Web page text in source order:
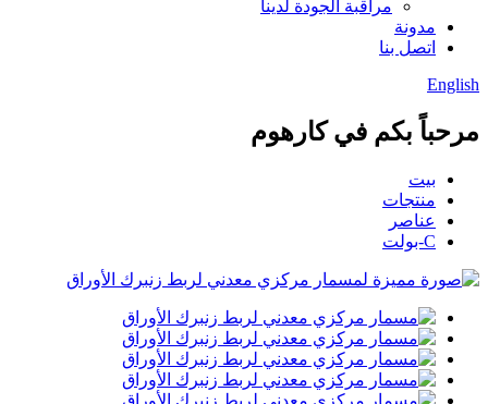
مراقبة الجودة لدينا
مدونة
اتصل بنا
English
مرحباً بكم في كارهوم
بيت
منتجات
عناصر
C-بولت